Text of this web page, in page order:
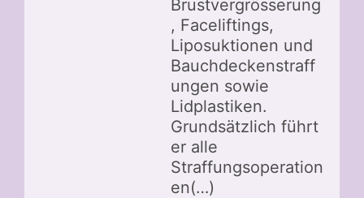
Brustvergrösserung
, Faceliftings,
Liposuktionen und
Bauchdeckenstraff
ungen sowie
Lidplastiken.
Grundsätzlich führt
er alle
Straffungsoperation
en(…)